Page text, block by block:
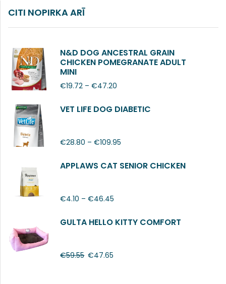
CITI NOPIRKA ARĪ
N&D DOG ANCESTRAL GRAIN
CHICKEN POMEGRANATE ADULT
MINI
€19.72 – €47.20
VET LIFE DOG DIABETIC
€28.80 – €109.95
APPLAWS CAT SENIOR CHICKEN
€4.10 – €46.45
GULTA HELLO KITTY COMFORT
€59.55 €47.65